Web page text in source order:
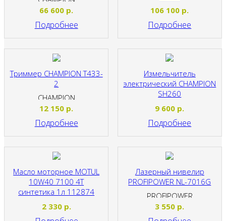
66 600 р.
Подробнее
MOTOLAND
106 100 р.
Подробнее
Триммер CHAMPION T433-
2
CHAMPION
12 150 р.
Подробнее
Измельчитель
электрический CHAMPION
SH260
CHAMPION
9 600 р.
Подробнее
Масло моторное MOTUL
10W40 7100 4T
синтетика 1л 112874
MOTUL
2 330р.
Лазерный нивелир
PROFIPOWER NL-7016G
PROFIPOWER
3 550 р.